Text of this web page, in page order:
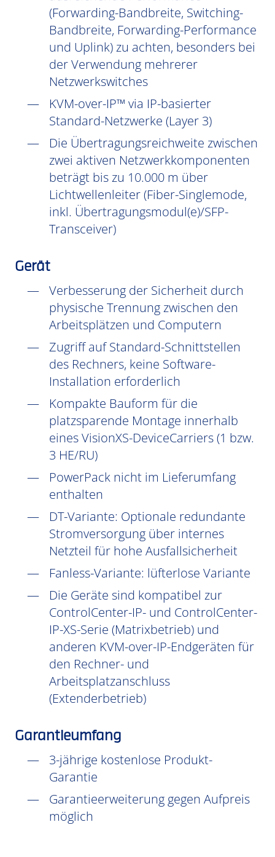
(Forwarding-Bandbreite, Switching-
Bandbreite, Forwarding-Performance
und Uplink) zu achten, besonders bei
der Verwendung mehrerer
Netzwerkswitches
KVM-over-IP™ via IP-basierter
Standard-Netzwerke (Layer 3)
Die Übertragungsreichweite zwischen
zwei aktiven Netzwerkkomponenten
beträgt bis zu 10.000 m über
Lichtwellenleiter (Fiber-Singlemode,
inkl. Übertragungsmodul(e)/SFP-
Transceiver)
Gerät
Verbesserung der Sicherheit durch
physische Trennung zwischen den
Arbeitsplätzen und Computern
Zugriff auf Standard-Schnittstellen
des Rechners, keine Software-
Installation erforderlich
Kompakte Bauform für die
platzsparende Montage innerhalb
eines VisionXS-DeviceCarriers (1 bzw.
3 HE/RU)
PowerPack nicht im Lieferumfang
enthalten
DT-Variante: Optionale redundante
Stromversorgung über internes
Netzteil für hohe Ausfallsicherheit
Fanless-Variante: lüfterlose Variante
Die Geräte sind kompatibel zur
ControlCenter-IP- und ControlCenter-
IP-XS-Serie (Matrixbetrieb) und
anderen KVM-over-IP-Endgeräten für
den Rechner- und
Arbeitsplatzanschluss
(Extenderbetrieb)
Garantieumfang
3-jährige kostenlose Produkt-
Garantie
Garantieerweiterung gegen Aufpreis
möglich